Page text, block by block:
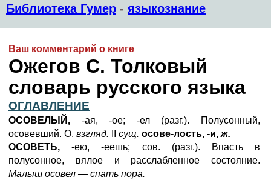
Библиотека Гумер - языкознание
Ваш комментарий о книге
Ожегов С. Толковый
словарь русского языка
ОГЛАВЛЕНИЕ
ОСОВЕЛЫЙ, -ая, -ое; -ел (разг.). Полусонный,
осовевший. О. взгляд. сущ. осове-лость, -и, ж.
ОСОВЕТЬ, -ею, -еешь; сов. (разг.). Впасть в
полусонное, вялое и расслабленное состояние.
Малыш осовел — спать пора.